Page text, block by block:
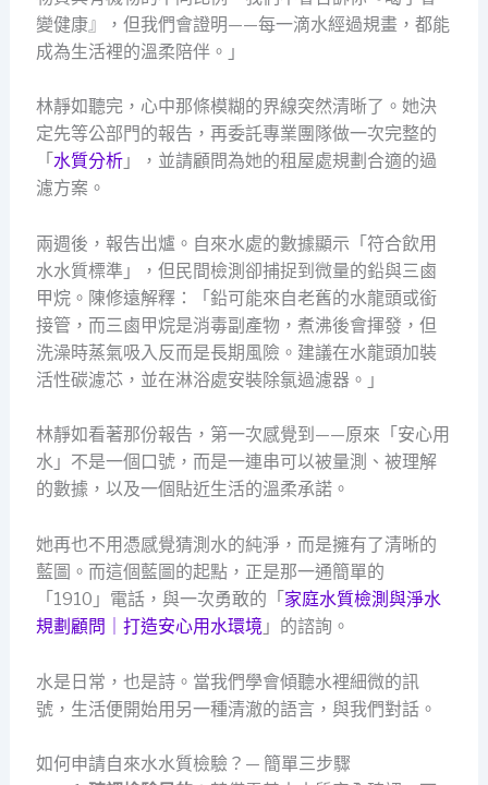
變健康』，但我們會證明——每一滴水經過規畫，都能
成為生活裡的溫柔陪伴。」
林靜如聽完，心中那條模糊的界線突然清晰了。她決
定先等公部門的報告，再委託專業團隊做一次完整的
「 水質分析」，並請顧問為她的租屋處規劃合適的過
濾方案。
兩週後，報告出爐。自來水處的數據顯示「符合飲用
水水質標準」，但民間檢測卻捕捉到微量的鉛與三鹵
甲烷。陳修遠解釋：「鉛可能來自老舊的水龍頭或銜
接管，而三鹵甲烷是消毒副產物，煮沸後會揮發，但
洗澡時蒸氣吸入反而是長期風險。建議在水龍頭加裝
活性碳濾芯，並在淋浴處安裝除氯過濾器。」
林靜如看著那份報告，第一次感覺到——原來「安心用
水」不是一個口號，而是一連串可以被量測、被理解
的數據，以及一個貼近生活的溫柔承諾。
她再也不用憑感覺猜測水的純淨，而是擁有了清晰的
藍圖。而這個藍圖的起點，正是那一通簡單的
「1910」電話，與一次勇敢的「 家庭水質檢測與淨水
規劃顧問｜打造安心用水環境」的諮詢。
水是日常，也是詩。當我們學會傾聽水裡細微的訊
號，生活便開始用另一種清澈的語言，與我們對話。
如何申請自來水水質檢驗？— 簡單三步驟